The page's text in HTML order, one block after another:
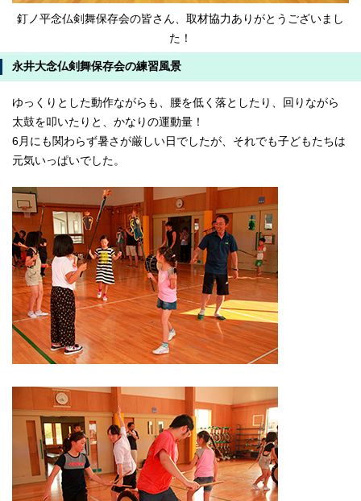
釘ノ平念仏剣舞保存会の皆さん、取材協力ありがとうございまし
た！
永井大念仏剣舞保存会の練習風景
ゆっくりとした動作ながらも、腰を低く落としたり、回りながら
太鼓を叩いたりと、かなりの運動量！
6月にも関わらず暑さが厳しい日でしたが、それでも子どもたちは
元気いっぱいでした。